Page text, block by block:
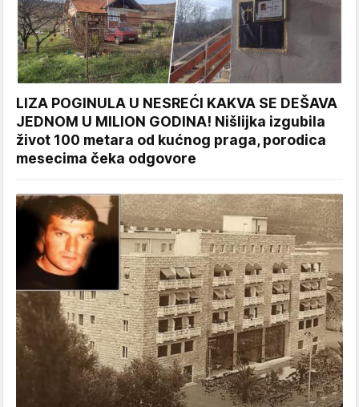
LIZA POGINULA U NESREĆI KAKVA SE DEŠAVA
JEDNOM U MILION GODINA! Nišlijka izgubila
život 100 metara od kućnog praga, porodica
mesecima čeka odgovore